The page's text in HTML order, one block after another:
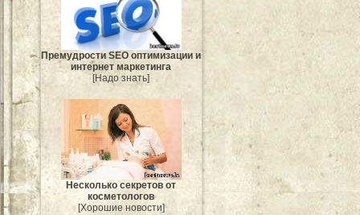
Премудрости SEO оптимизации и
интернет маркетинга
[Надо знать]
Несколько секретов от
косметологов
[Хорошие новости]